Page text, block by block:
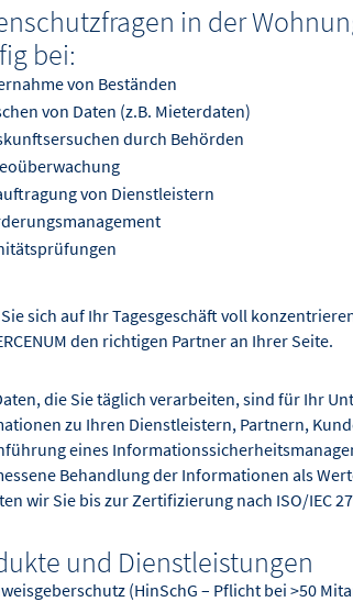
in der
bei:
von Beständen
von Daten (z.B. Mieterdaten)
durch Behörden
von Dienstleistern
sich auf Ihr Tagesgeschäft voll
den richtigen Partner an Ihrer Seite.
die Sie täglich verarbeiten, sind für Ihr
zu Ihren Dienstleistern, Partnern,
eines
Behandlung der Informationen als
wir Sie bis zur Zertifizierung nach ISO/IEC
und Dienstleistungen
(HinSchG – Pflicht bei >50